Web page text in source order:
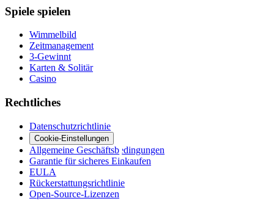
Spiele spielen
Wimmelbild
Zeitmanagement
3-Gewinnt
Karten & Solitär
Casino
Rechtliches
Datenschutzrichtlinie
Cookie-Einstellungen
Allgemeine Geschäftsbedingungen
Garantie für sicheres Einkaufen
EULA
Rückerstattungsrichtlinie
Open-Source-Lizenzen